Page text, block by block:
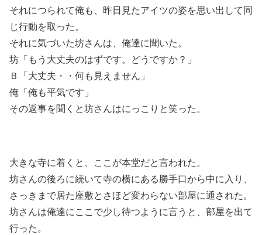
それにつられて俺も、昨日見たアイツの姿を思い出して同
じ行動を取った。
それに気づいた坊さんは、俺達に聞いた。
坊「もう大丈夫のはずです。どうですか？」
Ｂ「大丈夫・・何も見えません」
俺「俺も平気です」
その返事を聞くと坊さんはにっこりと笑った。
大きな寺に着くと、ここが本堂だと言われた。
坊さんの後ろに続いて寺の横にある勝手口から中に入り、
さっきまで居た座敷とさほど変わらない部屋に通された。
坊さんは俺達にここで少し待つように言うと、部屋を出て
行った。